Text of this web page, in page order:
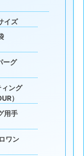
イズ
ーグ
ィング
）
用手
ワン